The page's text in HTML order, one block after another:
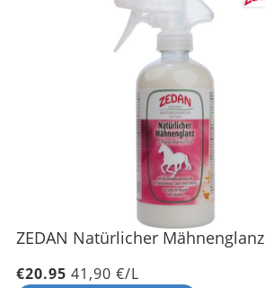
ZEDAN Natürlicher Mähnenglanz
€20.95 41,90 €/L